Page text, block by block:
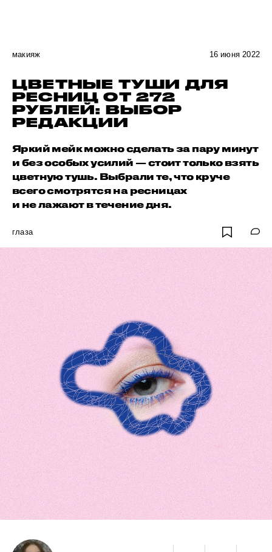
макияж 16 июня 2022
ЦВЕТНЫЕ ТУШИ ДЛЯ
РЕСНИЦ ОТ 272
РУБЛЕЙ: ВЫБОР
РЕДАКЦИИ
Яркий мейк можно сделать за пару минут
и без особых усилий — стоит только взять
цветную тушь. Выбрали те, что круче
всего смотрятся на ресницах
и не лажают в течение дня.
глаза